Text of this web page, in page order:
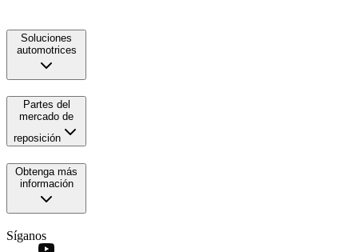
Soluciones
automotrices
Partes del
mercado de
reposición
Obtenga más
información
Síganos